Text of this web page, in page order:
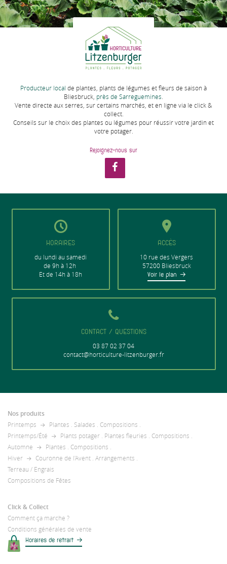
Producteur local de plantes, plants de légumes et fleurs de saison à
Bliesbruck, près de Sarreguemines.
Vente directe aux serres, sur certains marchés, et en ligne via le click &
collect.
Conseils sur le choix des plantes ou légumes pour réussir votre jardin et
votre potager.
Rejoignez-nous sur
HORAIRES
du lundi au samedi
de 9h à 12h
Et de 14h à 18h
ACCÈS
10 rue des Vergers
57200 Bliesbruck
Voir le plan
CONTACT / QUESTIONS
03 87 02 37 04
contact@horticulture-litzenburger.fr
Nos produits
Printemps
Plantes . Salades . Compositions .
Printemps/Été
Plants potager . Plantes fleuries . Compositions .
Automne
Plantes . Compositions .
Hiver
Couronne de l'Avent . Arrangements .
Terreau / Engrais
Compositions de Fêtes
Click & Collect
Comment ça marche ?
Conditions générales de vente
Horaires de retrait